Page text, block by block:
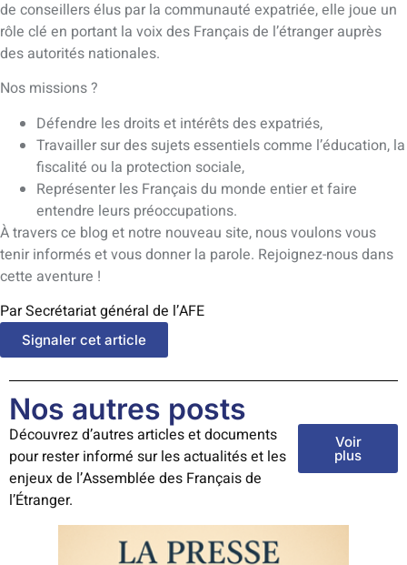
de conseillers élus par la communauté expatriée, elle joue un
rôle clé en portant la voix des Français de l’étranger auprès
des autorités nationales.
Nos missions ?
Défendre les droits et intérêts des expatriés,
Travailler sur des sujets essentiels comme l’éducation, la
fiscalité ou la protection sociale,
Représenter les Français du monde entier et faire
entendre leurs préoccupations.
À travers ce blog et notre nouveau site, nous voulons vous
tenir informés et vous donner la parole. Rejoignez-nous dans
cette aventure !
Par Secrétariat général de l’AFE
Signaler cet article
Nos autres posts
Découvrez d’autres articles et documents
pour rester informé sur les actualités et les
enjeux de l’Assemblée des Français de
l’Étranger.
Voir
plus